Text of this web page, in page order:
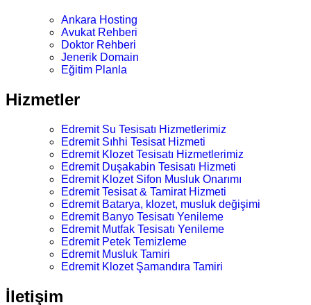
Ankara Hosting
Avukat Rehberi
Doktor Rehberi
Jenerik Domain
Eğitim Planla
Hizmetler
Edremit Su Tesisatı Hizmetlerimiz
Edremit Sıhhi Tesisat Hizmeti
Edremit Klozet Tesisatı Hizmetlerimiz
Edremit Duşakabin Tesisatı Hizmeti
Edremit Klozet Sifon Musluk Onarımı
Edremit Tesisat & Tamirat Hizmeti
Edremit Batarya, klozet, musluk değişimi
Edremit Banyo Tesisatı Yenileme
Edremit Mutfak Tesisatı Yenileme
Edremit Petek Temizleme
Edremit Musluk Tamiri
Edremit Klozet Şamandıra Tamiri
İletişim